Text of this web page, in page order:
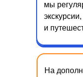
мы
и
На